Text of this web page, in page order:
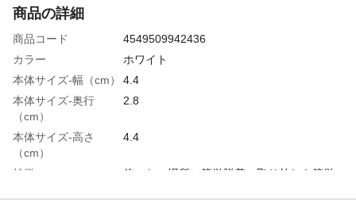
商品の詳細
商品コード
4549509942436
カラー
ホワイト
本体サイズ-幅（cm）
4.4
本体サイズ-奥行
（cm）
2.8
本体サイズ-高さ
（cm）
4.4
特徴
使いたい場所に簡単脱着。取り外しも簡単